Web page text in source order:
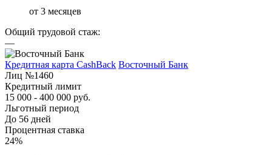
от 3 месяцев
Общий трудовой стаж:
—
Кредитная карта CashBack Восточный Банк
Лиц №1460
Кредитный лимит
15 000 - 400 000 руб.
Льготный период
До 56 дней
Процентная ставка
24%